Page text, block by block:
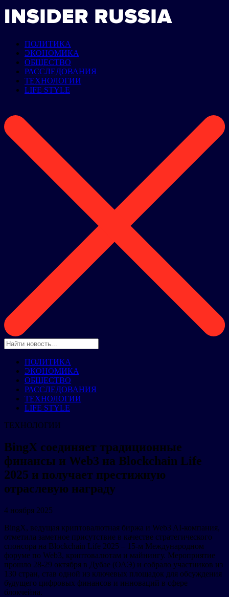
ПОЛИТИКА
ЭКОНОМИКА
ОБЩЕСТВО
РАССЛЕДОВАНИЯ
ТЕХНОЛОГИИ
LIFE STYLE
ПОЛИТИКА
ЭКОНОМИКА
ОБЩЕСТВО
РАССЛЕДОВАНИЯ
ТЕХНОЛОГИИ
LIFE STYLE
ТЕХНОЛОГИИ
BingX соединяет традиционные
финансы и Web3 на Blockchain Life
2025 и получает престижную
отраслевую награду
4 ноября 2025
BingX, ведущая криптовалютная биржа и Web3 AI-компания,
отметила заметное присутствие в качестве стратегического
спонсора на Blockchain Life 2025 – 15-м Международном
форуме по Web3, криптовалютам и майнингу. Мероприятие
прошло 28-29 октября в Дубае (ОАЭ) и собрало участников из
130 стран, став одной из ключевых площадок для обсуждения
будущего цифровых финансов и инноваций в сфере
блокчейна.